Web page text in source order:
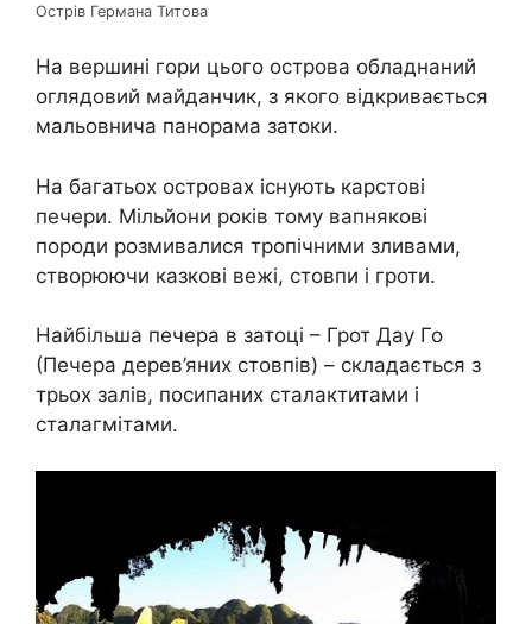
Острів Германа Титова
На вершині гори цього острова обладнаний
оглядовий майданчик, з якого відкривається
мальовнича панорама затоки.
На багатьох островах існують карстові
печери. Мільйони років тому вапнякові
породи розмивалися тропічними зливами,
створюючи казкові вежі, стовпи і гроти.
Найбільша печера в затоці – Грот Дау Го
(Печера дерев’яних стовпів) – складається з
трьох залів, посипаних сталактитами і
сталагмітами.